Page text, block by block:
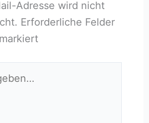
Adresse wird nicht
Erforderliche Felder
markiert